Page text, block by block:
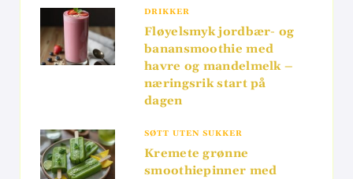
DRIKKER
Fløyelsmyk jordbær- og
banansmoothie med
havre og mandelmelk –
næringsrik start på
dagen
SØTT UTEN SUKKER
Kremete grønne
smoothiepinner med